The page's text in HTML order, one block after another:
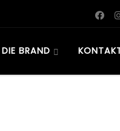
DIE BRAND